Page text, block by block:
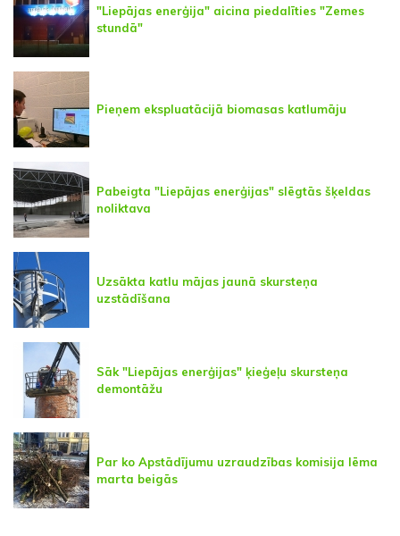
"Liepājas enerģija" aicina piedalīties "Zemes
stundā"
Pieņem ekspluatācijā biomasas katlumāju
Pabeigta "Liepājas enerģijas" slēgtās šķeldas
noliktava
Uzsākta katlu mājas jaunā skursteņa
uzstādīšana
Sāk "Liepājas enerģijas" ķieģeļu skursteņa
demontāžu
Par ko Apstādījumu uzraudzības komisija lēma
marta beigās